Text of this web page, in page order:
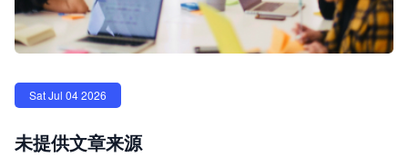
Sat Jul 04 2026
未提供文章来源